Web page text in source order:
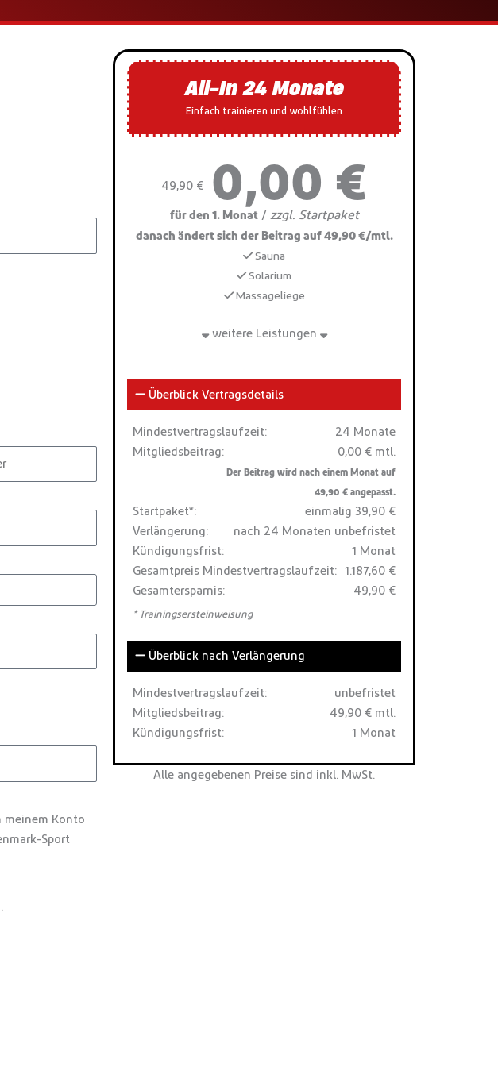
meinem Konto
Sport
All-In 24 Monate
Einfach trainieren und wohlfühlen
49,90 € 0,00 €
für den 1. Monat/ zzgl. Startpaket
danach ändert sich der Beitrag auf 49,90 €/mtl.
Sauna
Solarium
Massageliege
weitere Leistungen
Überblick Vertragsdetails
Mindestvertragslaufzeit:
24 Monate
Mitgliedsbeitrag:
0,00 € mtl.
Der Beitrag wird nach einem Monat auf
49,90 € angepasst.
Startpaket*:
einmalig 39,90 €
Verlängerung:
nach 24 Monaten unbefristet
Kündigungsfrist:
1 Monat
Gesamtpreis Mindestvertragslaufzeit:
1.187,60 €
Gesamtersparnis:
49,90 €
* Trainingsersteinweisung
Überblick nach Verlängerung
Mindestvertragslaufzeit:
unbefristet
Mitgliedsbeitrag:
49,90 € mtl.
Kündigungsfrist:
1 Monat
Alle angegebenen Preise sind inkl. MwSt.